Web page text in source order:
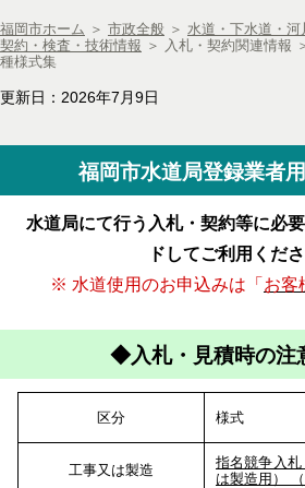
福岡市ホーム ＞ 市政全般 ＞ 水道・下水道・河
契約・検査・技術情報 ＞ 入札・契約関連情報
種様式集
更新日：2026年7月9日
福岡市水道局登録業者
水道局にて行う入札・契約等に必
ドしてご利用くださ
※ 水道使用のお申込みは「 お客
◆入札・見積時の注
区分 様式
工事又は製造
指名競争入
は製造用）